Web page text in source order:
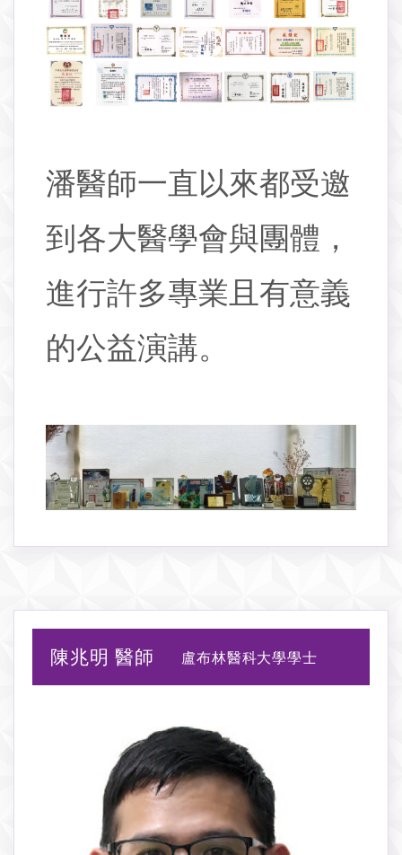
潘醫師一直以來都受邀
到各大醫學會與團體，
進行許多專業且有意義
的公益演講。
陳兆明 醫師 盧布林醫科大學學士